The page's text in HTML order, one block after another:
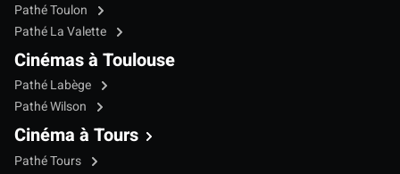
Pathé Toulon
Pathé La Valette
Cinémas à Toulouse
Pathé Labège
Pathé Wilson
Cinéma à Tours
Pathé Tours